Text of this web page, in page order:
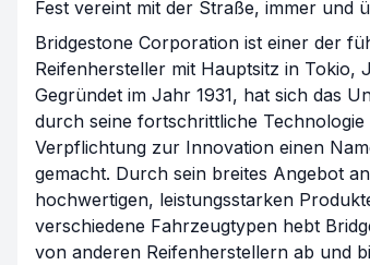
Fest vereint mit der Straße, immer und
Bridgestone Corporation ist einer der
Reifenhersteller mit Hauptsitz in Tokio,
Gegründet im Jahr 1931, hat sich das
durch seine fortschrittliche Technologie
Verpflichtung zur Innovation einen
gemacht. Durch sein breites Angebot an
hochwertigen, leistungsstarken
verschiedene Fahrzeugtypen hebt
von anderen Reifenherstellern ab und